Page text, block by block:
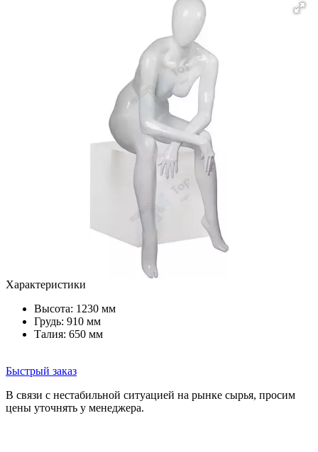
Характеристики
Высота: 1230 мм
Грудь: 910 мм
Талия: 650 мм
Быстрый заказ
В связи с нестабильной ситуацией на рынке сырья, просим
цены уточнять у менеджера.